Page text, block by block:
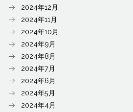
2024年12月
2024年11月
2024年10月
2024年9月
2024年8月
2024年7月
2024年6月
2024年5月
2024年4月